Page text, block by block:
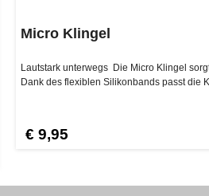
Micro Klingel
Lautstark unterwegs Die Micro Klingel
Dank des flexiblen Silikonbands passt die
€ 9,95